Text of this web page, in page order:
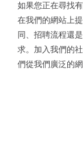
如果您正在尋找
在我們的網站上
同、招聘流程還
求。加入我們的
們從我們廣泛的